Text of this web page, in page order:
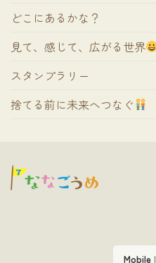
どこにあるかな？
見て、感じて、広がる世界
スタンプラリー
捨てる前に未来へつなぐ
Mobile|